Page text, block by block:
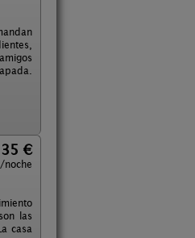
35 €
noche
las
casa